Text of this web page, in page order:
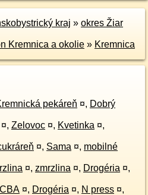
kraj » okres Žiar
Kremnica a okolie » Kremnica
pekáreň ¤, Dobrý
¤, Zelovoc ¤, Kvetinka ¤,
¤, Sama ¤, mobilné
¤, zmrzlina ¤, Drogéria ¤,
CBA ¤, Drogéria ¤, N press ¤,